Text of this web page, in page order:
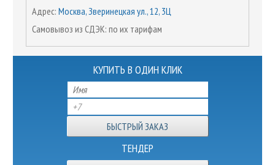
Адрес: Москва, Зверинецкая ул., 12, 3Ц
Самовывоз из СДЭК: по их тарифам
КУПИТЬ В ОДИН КЛИК
ТЕНДЕР